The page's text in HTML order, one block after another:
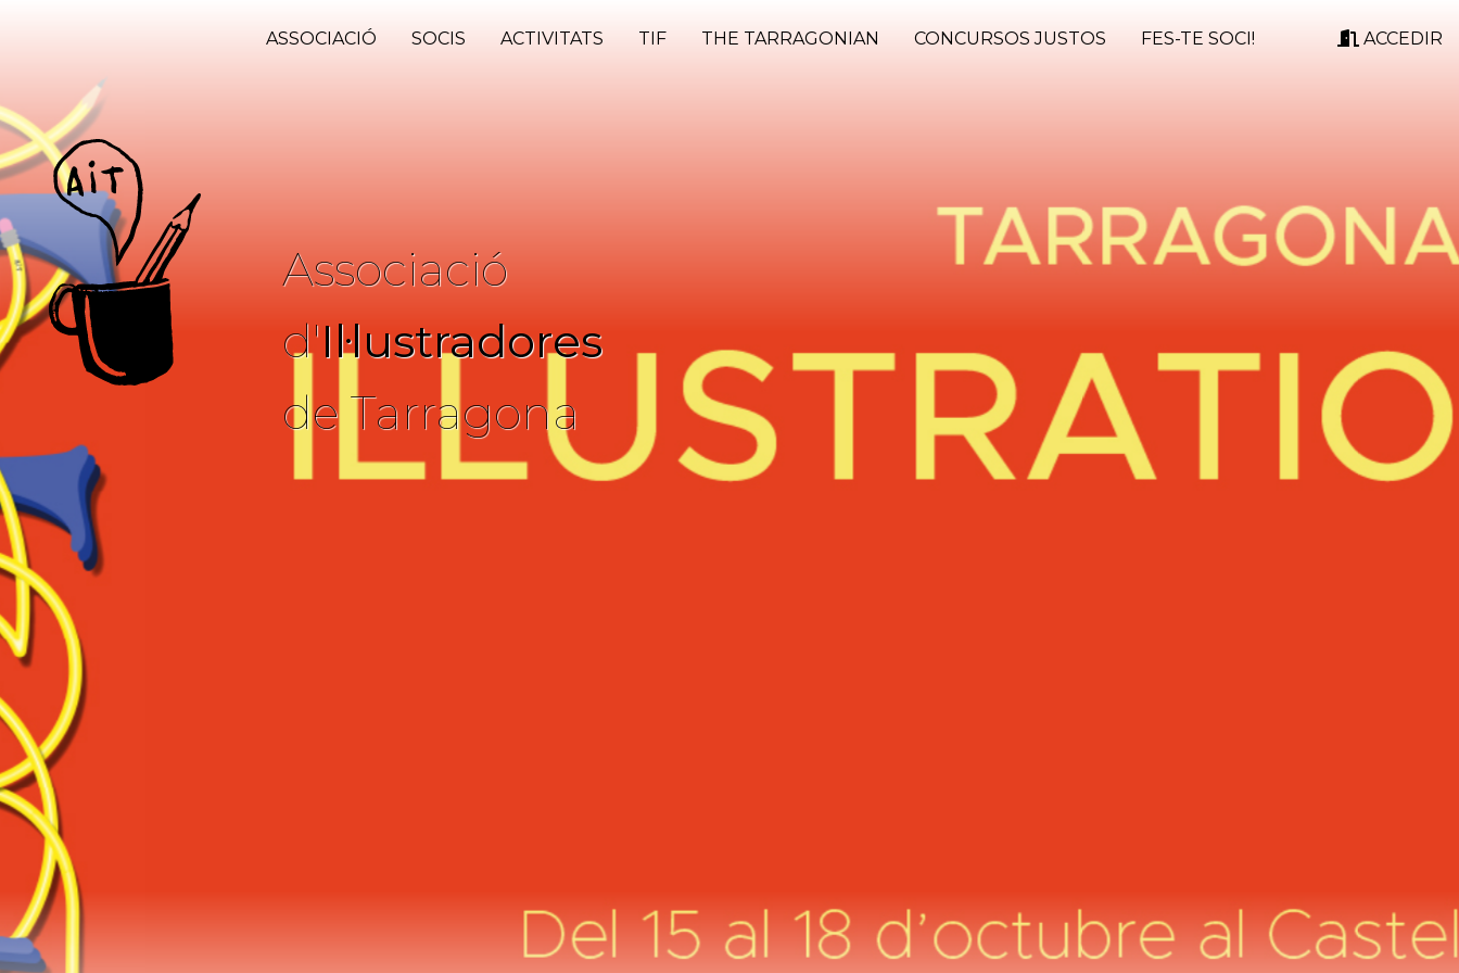
ASSOCIACIÓ SOCIS ACTIVITATS TIF THE TARRAGONIAN CONCURSOS JUSTOS FES-TE SOCI! ACCEDIR
Associació
d'Il·lustradores
de Tarragona